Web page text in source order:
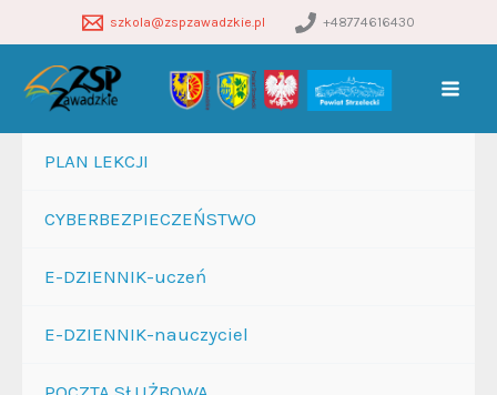
do
treści
szkola@zspzawadzkie.pl +48774616430
PLAN LEKCJI
CYBERBEZPIECZEŃSTWO
E-DZIENNIK-uczeń
E-DZIENNIK-nauczyciel